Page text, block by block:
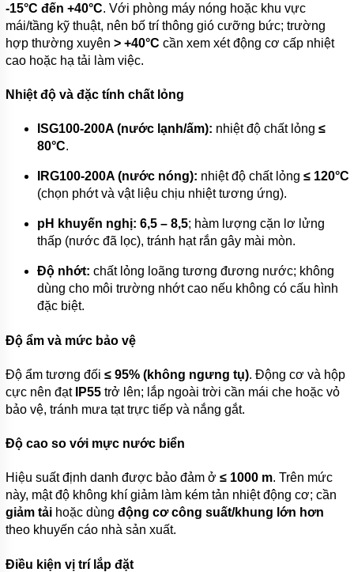
MÁY
BƠM TỰ
MỒI
QEEHUA-
BULY
BƠM
NGHIỆP
THIỆU
PHẨM
-15°C đến +40°C. Với phòng máy nóng hoặc khu vực
mái/tầng kỹ thuật, nên bố trí thông gió cưỡng bức; trường
hợp thường xuyên > +40°C cần xem xét động cơ cấp nhiệt
cao hoặc hạ tải làm việc.
Nhiệt độ và đặc tính chất lỏng
ISG100-200A (nước lạnh/ấm): nhiệt độ chất lỏng ≤
80°C.
IRG100-200A (nước nóng): nhiệt độ chất lỏng ≤ 120°C
(chọn phớt và vật liệu chịu nhiệt tương ứng).
pH khuyến nghị: 6,5 – 8,5; hàm lượng cặn lơ lửng
thấp (nước đã lọc), tránh hạt rắn gây mài mòn.
Độ nhớt: chất lỏng loãng tương đương nước; không
dùng cho môi trường nhớt cao nếu không có cấu hình
đặc biệt.
Độ ẩm và mức bảo vệ
Độ ẩm tương đối ≤ 95% (không ngưng tụ). Động cơ và hộp
cực nên đạt IP55 trở lên; lắp ngoài trời cần mái che hoặc vỏ
bảo vệ, tránh mưa tạt trực tiếp và nắng gắt.
Độ cao so với mực nước biển
Hiệu suất định danh được bảo đảm ở ≤ 1000 m. Trên mức
này, mật độ không khí giảm làm kém tản nhiệt động cơ; cần
giảm tải hoặc dùng động cơ công suất/khung lớn hơn
theo khuyến cáo nhà sản xuất.
Điều kiện vị trí lắp đặt